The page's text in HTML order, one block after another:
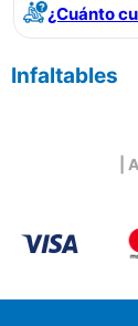
¿Cuánto
Infaltables
|